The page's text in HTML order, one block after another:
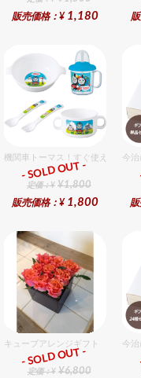
販売価格：¥ 1,180
機関車トーマス！すぐ使えるおめ
ギフト
定価：¥ ¥1,800
販売価格：¥ 1,800
- SOLD OUT -
今
キューブアレンジギフト オレン
ギフト
定価：¥ ¥6,800
- SOLD OUT -
今治